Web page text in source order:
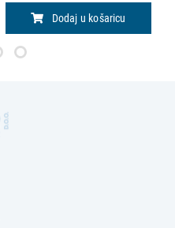
mehaničkim sustavom, mak
Dodaj u košaricu